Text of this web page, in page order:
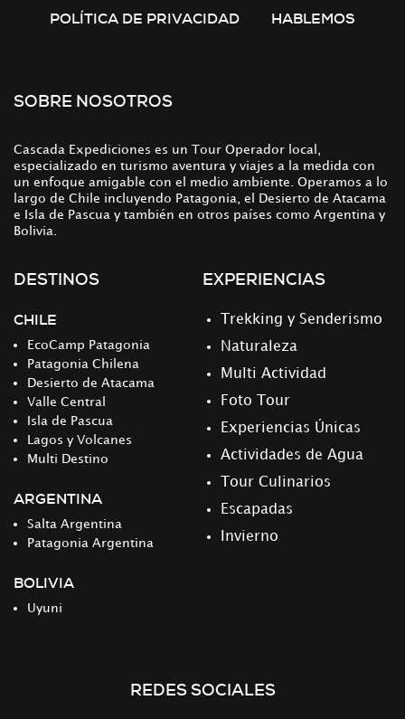
POLÍTICA DE PRIVACIDAD
HABLEMOS
SOBRE NOSOTROS
Cascada Expediciones es un Tour Operador local,
especializado en turismo aventura y viajes a la medida con
un enfoque amigable con el medio ambiente. Operamos a lo
largo de Chile incluyendo Patagonia, el Desierto de Atacama
e Isla de Pascua y también en otros países como Argentina y
Bolivia.
DESTINOS
CHILE
EcoCamp Patagonia
Patagonia Chilena
Desierto de Atacama
Valle Central
Isla de Pascua
Lagos y Volcanes
Multi Destino
ARGENTINA
Salta Argentina
Patagonia Argentina
BOLIVIA
Uyuni
EXPERIENCIAS
Trekking y Senderismo
Naturaleza
Multi Actividad
Foto Tour
Experiencias Únicas
Actividades de Agua
Tour Culinarios
Escapadas
Invierno
REDES SOCIALES